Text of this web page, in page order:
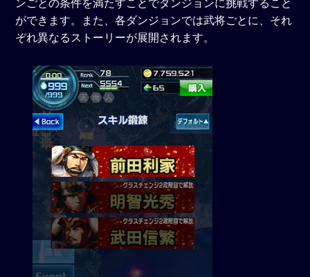
ンごとの条件を満たすことでダンジョンに挑戦すること
ができます。また、各ダンジョンでは武将ごとに、それ
ぞれ異なるストーリーが展開されます。